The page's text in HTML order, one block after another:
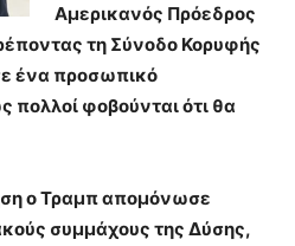
Αμερικανός Πρόεδρος
τη Σύνοδο Κορυφής
ένα προσωπικό
πολλοί φοβούνται ότι θα
ο Τραμπ απομόνωσε
συμμάχους της Δύσης,